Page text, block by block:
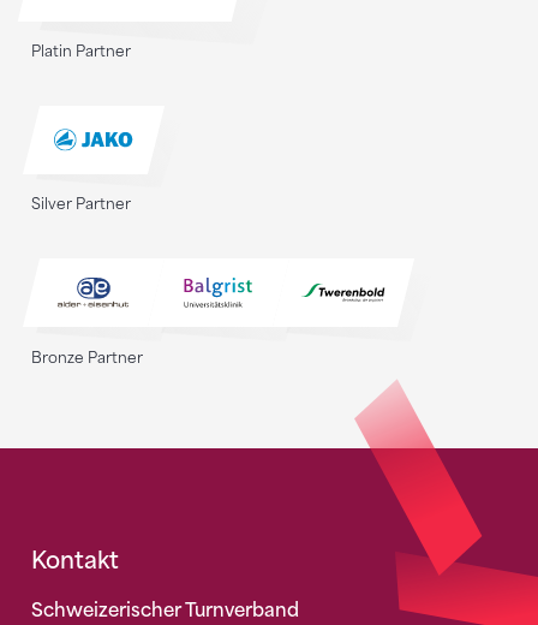
Platin Partner
Silver Partner
Bronze Partner
Fusszeile
Kontakt
Schweizerischer Turnverband